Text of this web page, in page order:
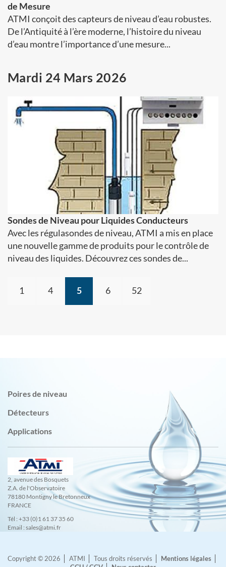
de Mesure
ATMI conçoit des capteurs de niveau d’eau robustes.
De l’Antiquité à l’ère moderne, l’histoire du niveau
d’eau montre l’importance d’une mesure...
Mardi 24 Mars 2026
Sondes de Niveau pour Liquides Conducteurs
Avec les régulasondes de niveau, ATMI a mis en place
une nouvelle gamme de produits pour le contrôle de
niveau des liquides. Découvrez ces sondes de...
1 4 5 6 52
Poires de niveau
Détecteurs
Applications
2, avenue des Bosquets
Z.A. de l'Observatoire
78180 Montigny le Bretonneux
FRANCE
Tél : +33 (0)1 61 37 35 60
Email : sales@atmi.fr
Copyright © 2026 ATMI Tous droits réservés
Mentions légales